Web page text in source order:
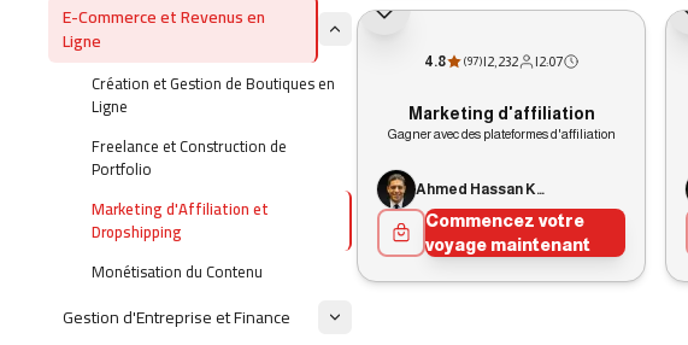
E-Commerce et Revenus en
Ligne
Création et Gestion de Boutiques en
Ligne
Freelance et Construction de
Portfolio
Marketing d'Affiliation et
Dropshipping
Monétisation du Contenu
Gestion d'Entreprise et Finance
4.8 (97)|2,232 |2:07
Marketing d'affiliation
Gagner avec des plateformes d'affiliation
Ahmed Hassan Khamis
Commencez votre
voyage maintenant